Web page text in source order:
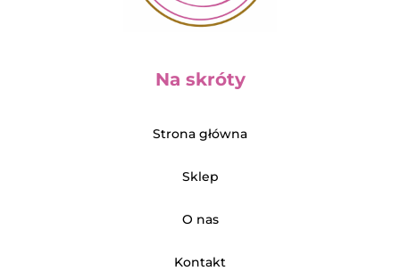
Na skróty
Strona główna
Sklep
O nas
Kontakt